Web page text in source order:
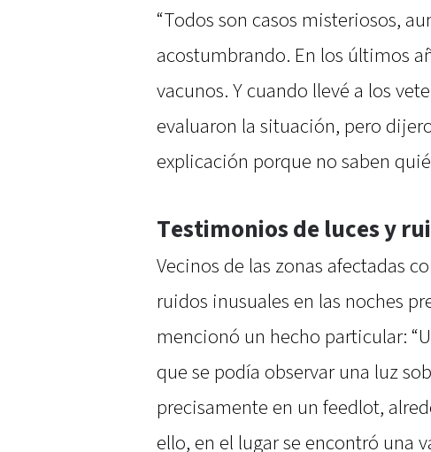
“Todos son casos misteriosos,
acostumbrando. En los últimos
vacunos. Y cuando llevé a los
evaluaron la situación, pero
explicación porque no saben
Testimonios de luces y
Vecinos de las zonas afectadas
ruidos inusuales en las noches
mencionó un hecho particular:
que se podía observar una luz
precisamente en un feedlot,
ello, en el lugar se encontró una